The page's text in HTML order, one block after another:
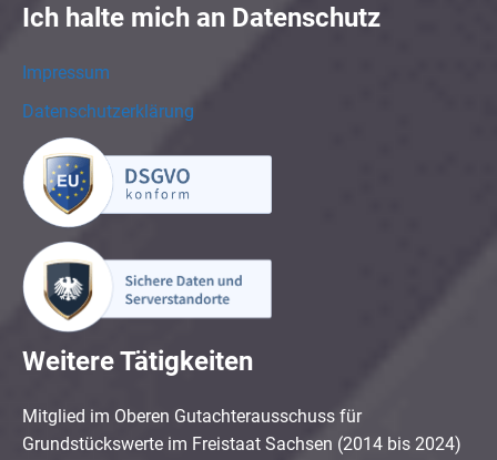
Ich halte mich an Datenschutz
Impressum
Datenschutzerklärung
Weitere Tätigkeiten
Mitglied im Oberen Gutachterausschuss für
Grundstückswerte im Freistaat Sachsen (2014 bis 2024)